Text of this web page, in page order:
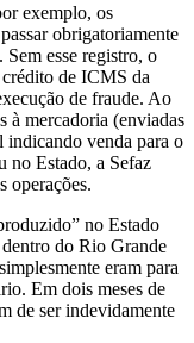
exemplo, os
obrigatoriamente
esse registro, o
de ICMS da
de fraude. Ao
à mercadoria (enviadas
indicando venda para o
no Estado, a Sefaz
operações.
no Estado
do Rio Grande
eram para
Em dois meses de
de ser indevidamente